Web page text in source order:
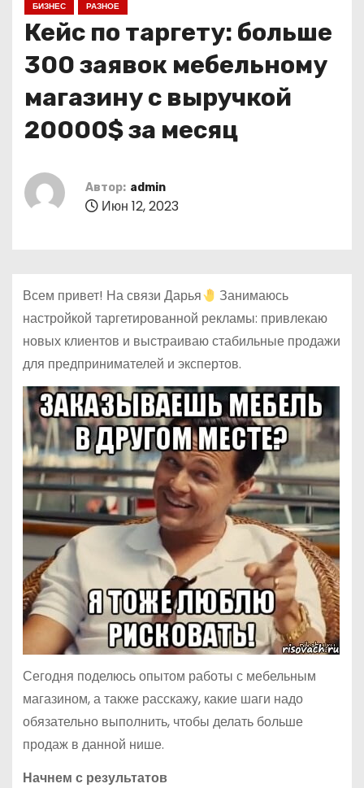
БИЗНЕС РАЗНОЕ
Кейс по таргету: больше
300 заявок мебельному
магазину с выручкой
20000$ за месяц
Автор: admin
Июн 12, 2023
Всем привет! На связи Дарья
Занимаюсь
настройкой таргетированной рекламы: привлекаю
новых клиентов и выстраиваю стабильные продажи
для предпринимателей и экспертов.
Сегодня поделюсь опытом работы с мебельным
магазином, а также расскажу, какие шаги надо
обязательно выполнить, чтобы делать больше
продаж в данной нише.
Начнем с результатов